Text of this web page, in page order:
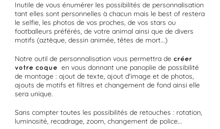
Inutile de vous énumérer les possibilités de personnalisation
tant elles sont personnelles à chacun mais le best of restera
le selfie, les photos de vos proches, de vos stars ou
footballeurs préférés, de votre animal ainsi que de divers
motifs (aztèque, dessin animée, têtes de mort...)
Notre outil de personnalisation vous permettra de créer
votre coque en vous donnant une panoplie de possibilité
de montage : ajout de texte, ajout d'image et de photos,
ajouts de motifs et filtres et changement de fond ainsi elle
sera unique.
Sans compter toutes les possibilités de retouches : rotation,
luminosité, recadrage, zoom, changement de police...